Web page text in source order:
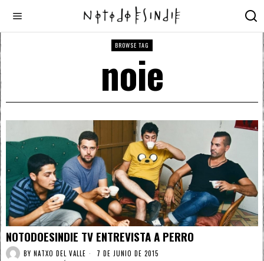
BROWSE TAG
noie
NOTODOESINDIE TV ENTREVISTA A PERRO
BY NATXO DEL VALLE
7 DE JUNIO DE 2015